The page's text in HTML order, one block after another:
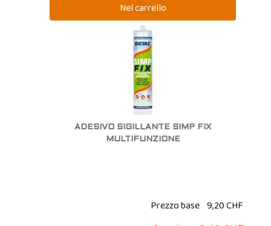
ADESIVO SIGILLANTE SIMP FIX
MULTIFUNZIONE
Prezzo base 9,20 CHF